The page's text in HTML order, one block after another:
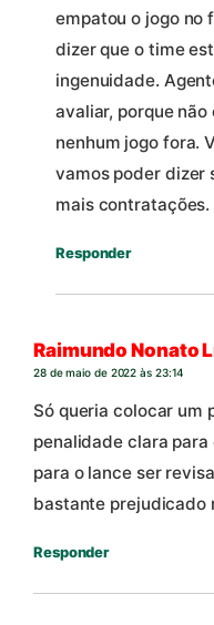
empatou o jogo no
dizer que o time
ingenuidade.
avaliar, porque
nenhum jogo fora.
vamos poder dizer
mais contratações.
Responder
Raimundo Nonato
28 de maio de 2022 às 23:14
Só queria colocar um
penalidade clara para
para o lance ser
bastante prejudicado
Responder